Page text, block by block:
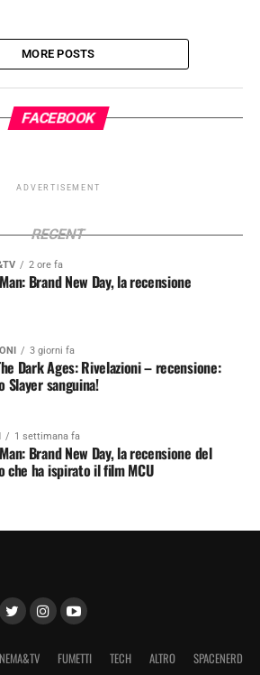
MORE POSTS
FACEBOOK
ADVERTISEMENT
RECENT
2 ore fa
Brand New Day, la recensione
3 giorni fa
Dark Ages: Rivelazioni – recensione:
Slayer sanguina!
1 settimana fa
Brand New Day, la recensione del
che ha ispirato il film MCU
FUMETTI TECH ALTRO SPACENERD